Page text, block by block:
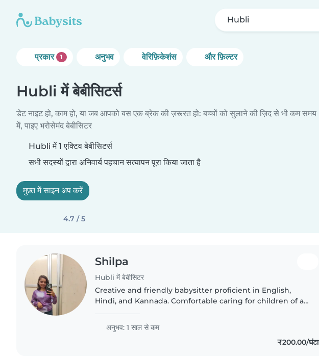
Hubli
प्रकार 1 अनुभव वेरिफ़िकेशंस और फ़िल्टर
Hubli में बेबीसिटर्स
डेट नाइट हो, काम हो, या जब आपको बस एक ब्रेक की ज़रूरत हो: बच्चों को सुलाने की ज़िद से भी कम समय
में, पाइए भरोसेमंद बेबीसिटर
Hubli में 1 एक्टिव बेबीसिटर्स
सभी सदस्यों द्वारा अनिवार्य पहचान सत्यापन पूरा किया जाता है
मुफ़्त में साइन अप करें
4.7 / 5
Shilpa
Hubli में बेबीसिटर
Creative and friendly babysitter proficient in English,
Hindi, and Kannada. Comfortable caring for children of all
ADHD. Teacher..
अनुभव: 1 साल से कम
₹200.00/घंटा